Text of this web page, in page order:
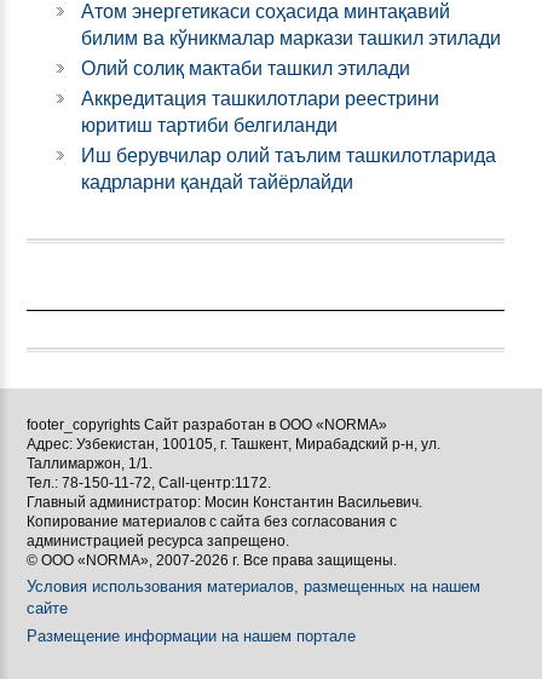
Атом энергетикаси соҳасида минтақавий
билим ва кўникмалар маркази ташкил этилади
Олий солиқ мактаби ташкил этилади
Аккредитация ташкилотлари реестрини
юритиш тартиби белгиланди
Иш берувчилар олий таълим ташкилотларида
кадрларни қандай тайёрлайди
footer_copyrights Сайт разработан в ООО «NORMA»
Адрес: Узбекистан, 100105, г. Ташкент, Мирабадский р-н, ул.
Таллимаржон, 1/1.
Тел.: 78-150-11-72, Call-центр:1172.
Главный администратор: Мосин Константин Васильевич.
Копирование материалов с сайта без согласования с
администрацией ресурса запрещено.
© ООО «NORMA», 2007-2026 г. Все права защищены.
Условия использования материалов, размещенных на нашем
сайте
Размещение информации на нашем портале